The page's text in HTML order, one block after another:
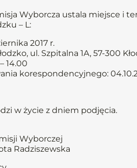
Wyborcza ustala miejsce i
– L:
2017 r.
ul. Szpitalna 1A, 57-300
14.00
korespondencyjnego:
w życie z dniem podjęcia.
Wyborczej
Radziszewska